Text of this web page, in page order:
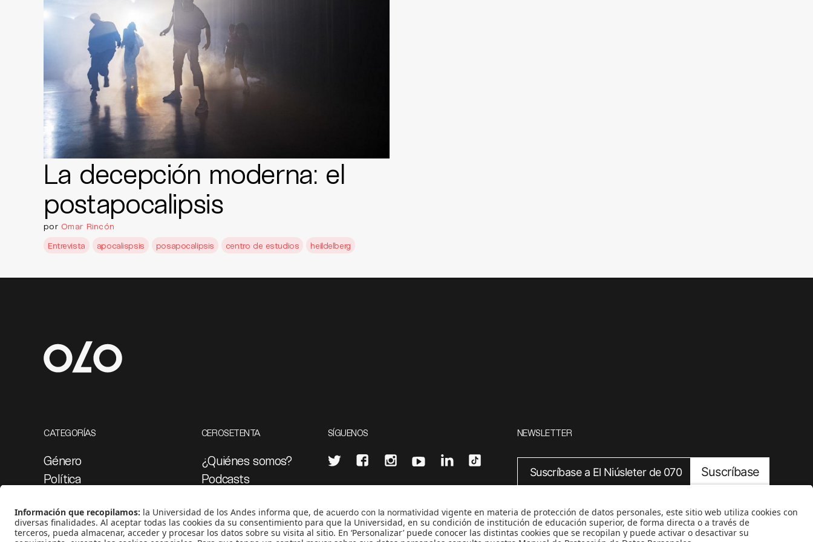
La decepción moderna: el
postapocalipsis
por Omar Rincón
Entrevista
apocalispsis posapocalipsis centro de estudios heildelberg
CATEGORÍAS
Género
Política
Medio ambiente
Medios y periodismo
CEROSETENTA
¿Quiénes somos?
Podcasts
Proyectos 070
SÍGUENOS
CONTÁCTANOS
cerosetenta@uniandes.edu.co
NEWSLETTER
Suscríbase